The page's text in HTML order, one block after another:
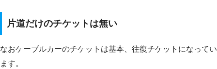
片道だけのチケットは無い
なおケーブルカーのチケットは基本、往復チケットになってい
ます。